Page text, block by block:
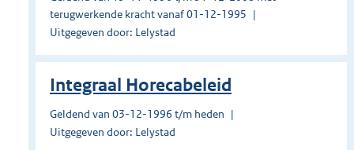
terugwerkende kracht vanaf 01-12-1995
Uitgegeven door: Lelystad
Integraal Horecabeleid
Geldend van 03-12-1996 t/m heden
Uitgegeven door: Lelystad